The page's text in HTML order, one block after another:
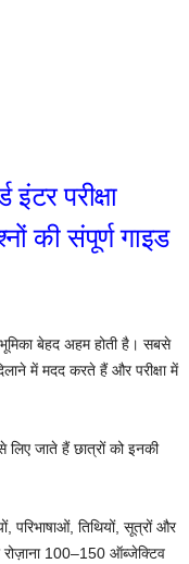
परीक्षा
की संपूर्ण गाइड
भूमिका बेहद अहम होती है। सबसे
में मदद करते हैं और परीक्षा में
लिए जाते हैं छात्रों को इनकी
परिभाषाओं, तिथियों, सूत्रों और
रोज़ाना 100–150 ऑब्जेक्टिव